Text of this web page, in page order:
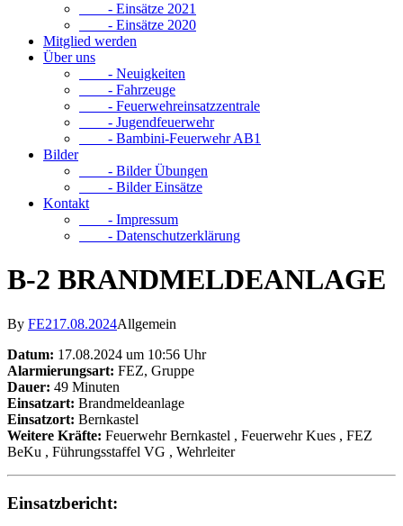
- Einsätze 2021
- Einsätze 2020
Mitglied werden
Über uns
- Neuigkeiten
- Fahrzeuge
- Feuerwehreinsatzzentrale
- Jugendfeuerwehr
- Bambini-Feuerwehr AB1
Bilder
- Bilder Übungen
- Bilder Einsätze
Kontakt
- Impressum
- Datenschutzerklärung
B-2 BRANDMELDEANLAGE
By FE217.08.2024Allgemein
Datum: 17.08.2024 um 10:56 Uhr
Alarmierungsart: FEZ, Gruppe
Dauer: 49 Minuten
Einsatzart: Brandmeldeanlage
Einsatzort: Bernkastel
Weitere Kräfte: Feuerwehr Bernkastel , Feuerwehr Kues , FEZ
BeKu , Führungsstaffel VG , Wehrleiter
Einsatzbericht: